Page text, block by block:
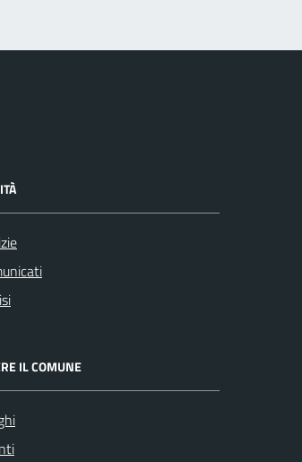
IL COMUNE